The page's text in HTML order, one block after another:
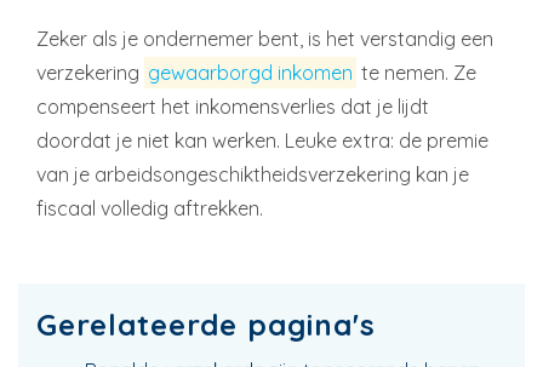
Zeker als je ondernemer bent, is het verstandig een
verzekering gewaarborgd inkomen te nemen. Ze
compenseert het inkomensverlies dat je lijdt
doordat je niet kan werken. Leuke extra: de premie
van je arbeidsongeschiktheidsverzekering kan je
fiscaal volledig aftrekken.
Gerelateerde pagina's